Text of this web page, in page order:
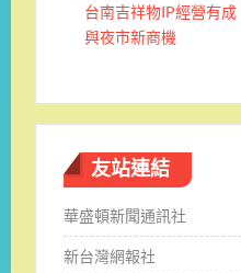
台南吉祥物IP經營有
與夜市新商機
友站連結
華盛頓新聞通訊社
新台灣網報社